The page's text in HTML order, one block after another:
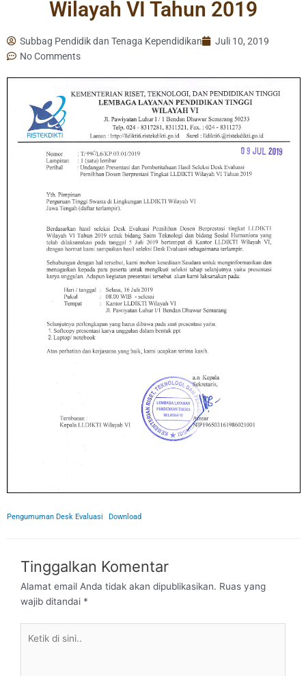
Wilayah VI Tahun 2019
Subbag Pendidik dan Tenaga Kependidikan
Juli 10, 2019
No Comments
Pengumuman Desk Evaluasi Download
Tinggalkan Komentar
Alamat email Anda tidak akan dipublikasikan. Ruas yang
wajib ditandai *